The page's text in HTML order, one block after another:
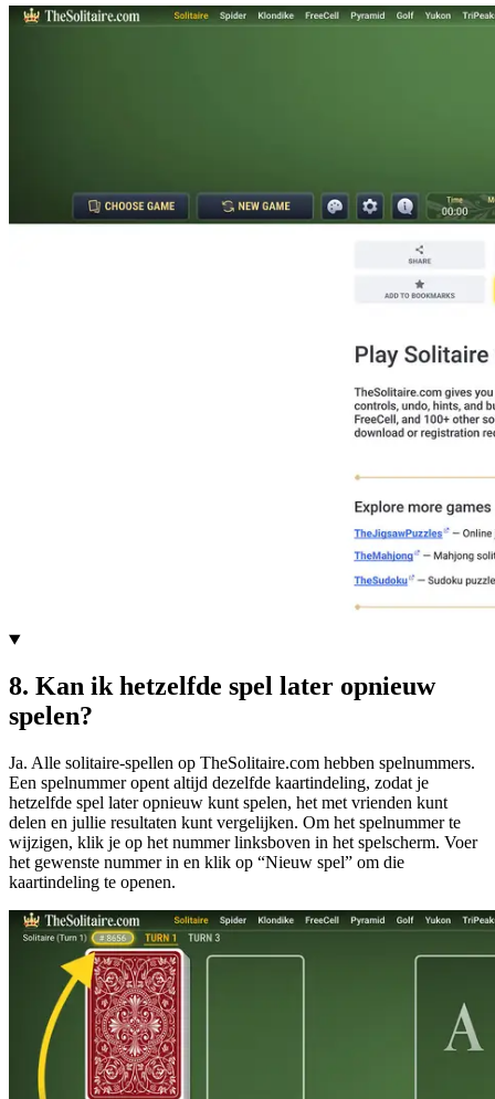
8. Kan ik hetzelfde spel later opnieuw
spelen?
Ja. Alle solitaire-spellen op TheSolitaire.com hebben spelnummers.
Een spelnummer opent altijd dezelfde kaartindeling, zodat je
hetzelfde spel later opnieuw kunt spelen, het met vrienden kunt
delen en jullie resultaten kunt vergelijken. Om het spelnummer te
wijzigen, klik je op het nummer linksboven in het spelscherm. Voer
het gewenste nummer in en klik op “Nieuw spel” om die
kaartindeling te openen.